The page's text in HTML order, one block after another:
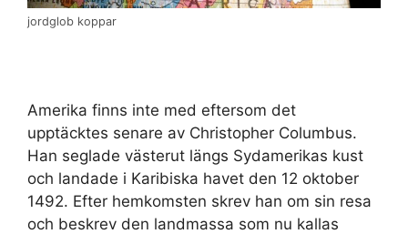
jordglob koppar
Amerika finns inte med eftersom det
upptäcktes senare av Christopher Columbus.
Han seglade västerut längs Sydamerikas kust
och landade i Karibiska havet den 12 oktober
1492. Efter hemkomsten skrev han om sin resa
och beskrev den landmassa som nu kallas